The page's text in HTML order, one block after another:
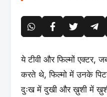
ये टीवी और फिल्मों एक्टर,
करते थे, फिल्मो में उनके
दुःख में दुखी और ख़ुशी में